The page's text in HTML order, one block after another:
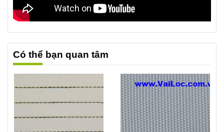
Có thể bạn quan tâm